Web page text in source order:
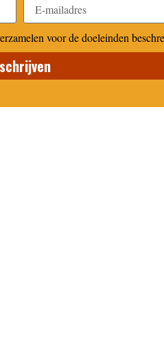
voor de doeleinden